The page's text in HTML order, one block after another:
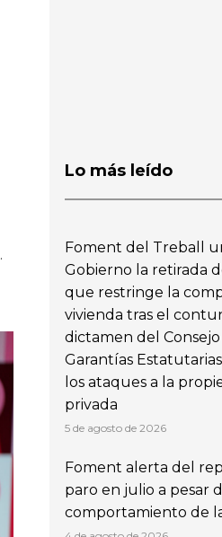
Lo más leído
Foment del Treball
Gobierno la retirada
que restringe la
vivienda tras el
dictamen del
Garantías
los ataques a la
privada
5 de agosto de 2026
Foment alerta del
paro en julio a pesar
comportamiento de